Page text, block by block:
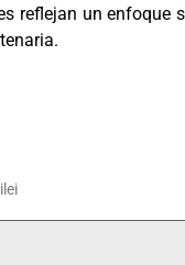
reflejan un enfoque